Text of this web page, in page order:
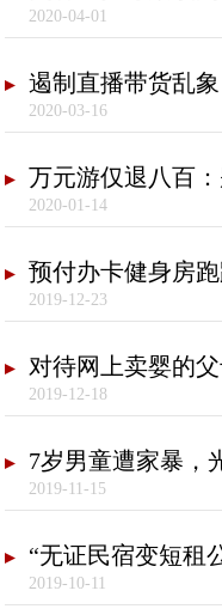
2020-04-01
遏制直播带货乱
2020-03-16
万元游仅退八百
2020-01-14
预付办卡健身房
2019-12-23
对待网上卖婴的
2019-12-18
7岁男童遭家暴，
2019-11-15
“无证民宿变短租
2019-10-11